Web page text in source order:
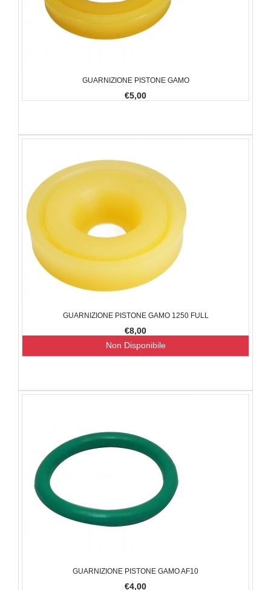
GUARNIZIONE PISTONE GAMO
€5,00
GUARNIZIONE PISTONE GAMO 1250 FULL
€8,00
Non Disponibile
GUARNIZIONE PISTONE GAMO AF10
€4,00